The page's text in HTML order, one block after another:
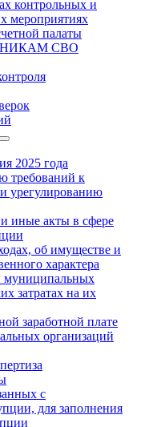
контрольных и
мероприятиях
палаты
СВО
2025 года
требований к
урегулированию
иные акты в сфере
об имуществе и
характера
муниципальных
затратах на их
заработной плате
организаций
с
для заполнения